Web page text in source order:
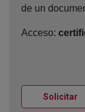
de un
Acceso:
Solicitar